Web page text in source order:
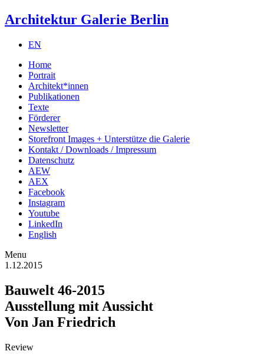
Architektur Galerie Berlin
EN
Home
Portrait
Architekt*innen
Publikationen
Texte
Förderer
Newsletter
Storefront Images + Unterstütze die Galerie
Kontakt / Downloads / Impressum
Datenschutz
AEW
AEX
Facebook
Instagram
Youtube
LinkedIn
English
Menu
1.12.2015
Bauwelt 46-2015
Ausstellung mit Aussicht
Von Jan Friedrich
Review